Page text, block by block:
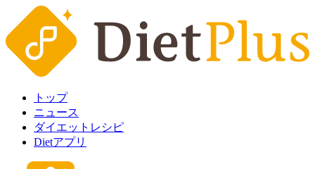
トップ
ニュース
ダイエットレシピ
Dietアプリ